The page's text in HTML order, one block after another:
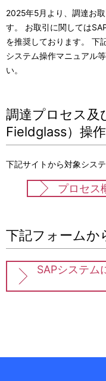
置
ビ
ゲ
ー
ョ
ン
2025年5月より、調達お
す。 お取引に関しては
を推奨しております。 下
システム操作マニュアル
い。
調達プロセス及
Fieldglass）操
下記サイトから対象シス
プロセス
下記フォームか
SAPシステム